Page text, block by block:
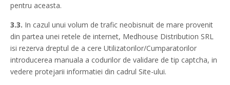
pentru aceasta.
3.3. In cazul unui volum de trafic neobisnuit de mare provenit
din partea unei retele de internet, Medhouse Distribution SRL
isi rezerva dreptul de a cere Utilizatorilor/Cumparatorilor
introducerea manuala a codurilor de validare de tip captcha, in
vedere protejarii informatiei din cadrul Site-ului.